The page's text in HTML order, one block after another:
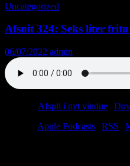
Uncategorized
Afsnit 324: Seks liter
06/07/2022 admin
Afspil i nyt vindue
Apple Podcasts RSS